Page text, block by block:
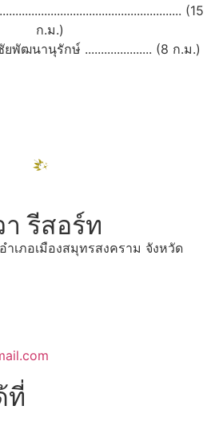
(15
ก.ม.)
พัฒนานุรักษ์ ..................... (8 ก.ม.)
รีสอร์ท
เภอเมืองสมุทรสงคราม จังหวัด
ที่